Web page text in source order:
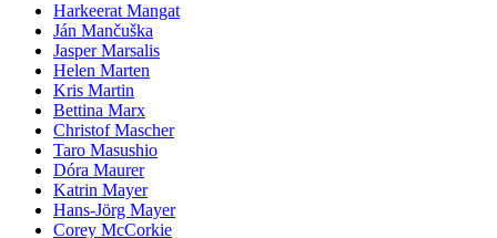
Harkeerat Mangat
Ján Mančuška
Jasper Marsalis
Helen Marten
Kris Martin
Bettina Marx
Christof Mascher
Taro Masushio
Dóra Maurer
Katrin Mayer
Hans-Jörg Mayer
Corey McCorkie